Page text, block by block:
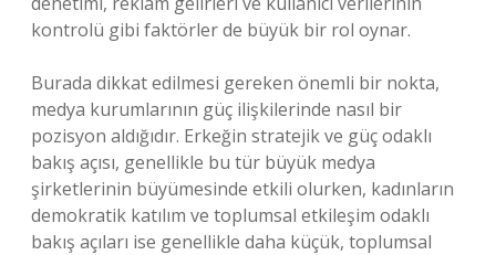
kontrolü gibi faktörler de büyük bir rol oynar.
Burada dikkat edilmesi gereken önemli bir nokta,
medya kurumlarının güç ilişkilerinde nasıl bir
pozisyon aldığıdır. Erkeğin stratejik ve güç odaklı
bakış açısı, genellikle bu tür büyük medya
şirketlerinin büyümesinde etkili olurken, kadınların
demokratik katılım ve toplumsal etkileşim odaklı
bakış açıları ise genellikle daha küçük, toplumsal